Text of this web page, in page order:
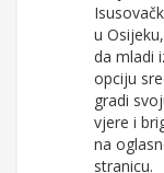
u
da mladi
opciju
gradi
vjere i
na
stranicu.